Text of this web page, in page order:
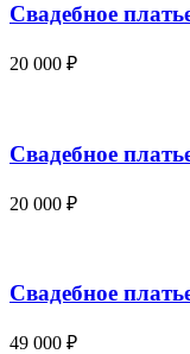
Свадебное
20 000 ₽
Свадебное
20 000 ₽
Свадебное
49 000 ₽